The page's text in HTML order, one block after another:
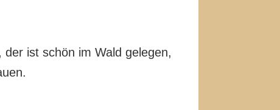
ist schön im Wald gelegen,